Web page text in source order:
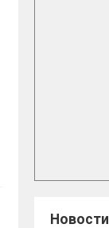
Новости